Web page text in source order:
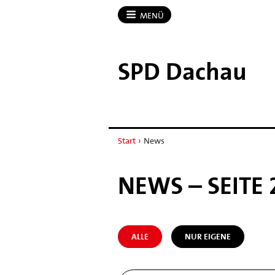
MENÜ
SPD Dachau
Start › News
NEWS – SEITE
ALLE NUR EIGENE